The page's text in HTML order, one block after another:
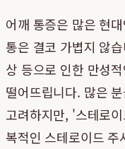
어깨 통증은 많은 현
통은 결코 가볍지 않
상 등으로 인한 만성
떨어뜨립니다. 많은
고려하지만, '스테로
복적인 스테로이드